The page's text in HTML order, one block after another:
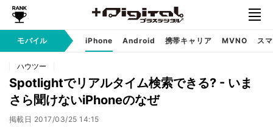
モバイル iPhone Android 携帯キャリア MVNO ス
ハウツー
Spotlightでリアルタイム検索できる? - いま
さら聞けないiPhoneのなぜ
掲載日 2017/03/25 14:15